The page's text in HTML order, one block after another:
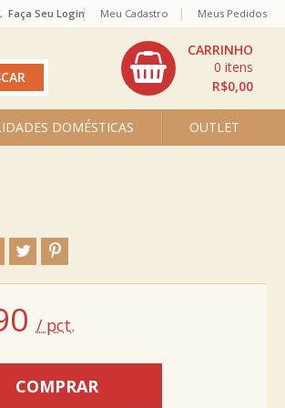
Faça Seu Login
DOMÉSTICAS OUTLET
R$0,00
0
Meu Cadastro Meus Pedidos
/ pct.